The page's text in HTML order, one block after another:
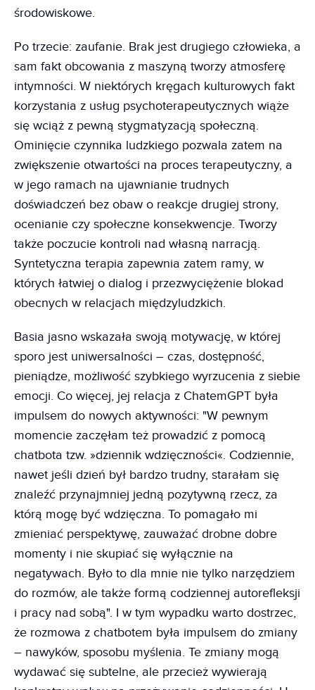
środowiskowe.
Po trzecie: zaufanie. Brak jest drugiego człowieka, a
sam fakt obcowania z maszyną tworzy atmosferę
intymności. W niektórych kręgach kulturowych fakt
korzystania z usług psychoterapeutycznych wiąże
się wciąż z pewną stygmatyzacją społeczną.
Ominięcie czynnika ludzkiego pozwala zatem na
zwiększenie otwartości na proces terapeutyczny, a
w jego ramach na ujawnianie trudnych
doświadczeń bez obaw o reakcje drugiej strony,
ocenianie czy społeczne konsekwencje. Tworzy
także poczucie kontroli nad własną narracją.
Syntetyczna terapia zapewnia zatem ramy, w
których łatwiej o dialog i przezwyciężenie blokad
obecnych w relacjach międzyludzkich.
Basia jasno wskazała swoją motywację, w której
sporo jest uniwersalności – czas, dostępność,
pieniądze, możliwość szybkiego wyrzucenia z siebie
emocji. Co więcej, jej relacja z ChatemGPT była
impulsem do nowych aktywności: "W pewnym
momencie zaczęłam też prowadzić z pomocą
chatbota tzw. »dziennik wdzięczności«. Codziennie,
nawet jeśli dzień był bardzo trudny, starałam się
znaleźć przynajmniej jedną pozytywną rzecz, za
którą mogę być wdzięczna. To pomagało mi
zmieniać perspektywę, zauważać drobne dobre
momenty i nie skupiać się wyłącznie na
negatywach. Było to dla mnie nie tylko narzędziem
do rozmów, ale także formą codziennej autorefleksji
i pracy nad sobą". I w tym wypadku warto dostrzec,
że rozmowa z chatbotem była impulsem do zmiany
– nawyków, sposobu myślenia. Te zmiany mogą
wydawać się subtelne, ale przecież wywierają